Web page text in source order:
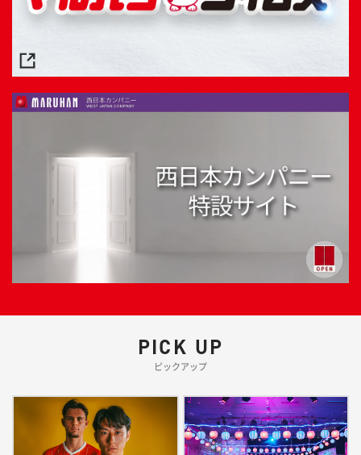
PICK UP
ピックアップ